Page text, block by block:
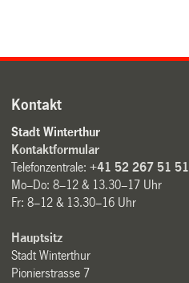
Kontakt
Stadt Winterthur
Kontaktformular
Telefonzentrale:+41 52 267 51 51
Mo–Do: 8–12 & 13.30–17 Uhr
Fr: 8–12 & 13.30–16 Uhr
Hauptsitz
Stadt Winterthur
Pionierstrasse 7